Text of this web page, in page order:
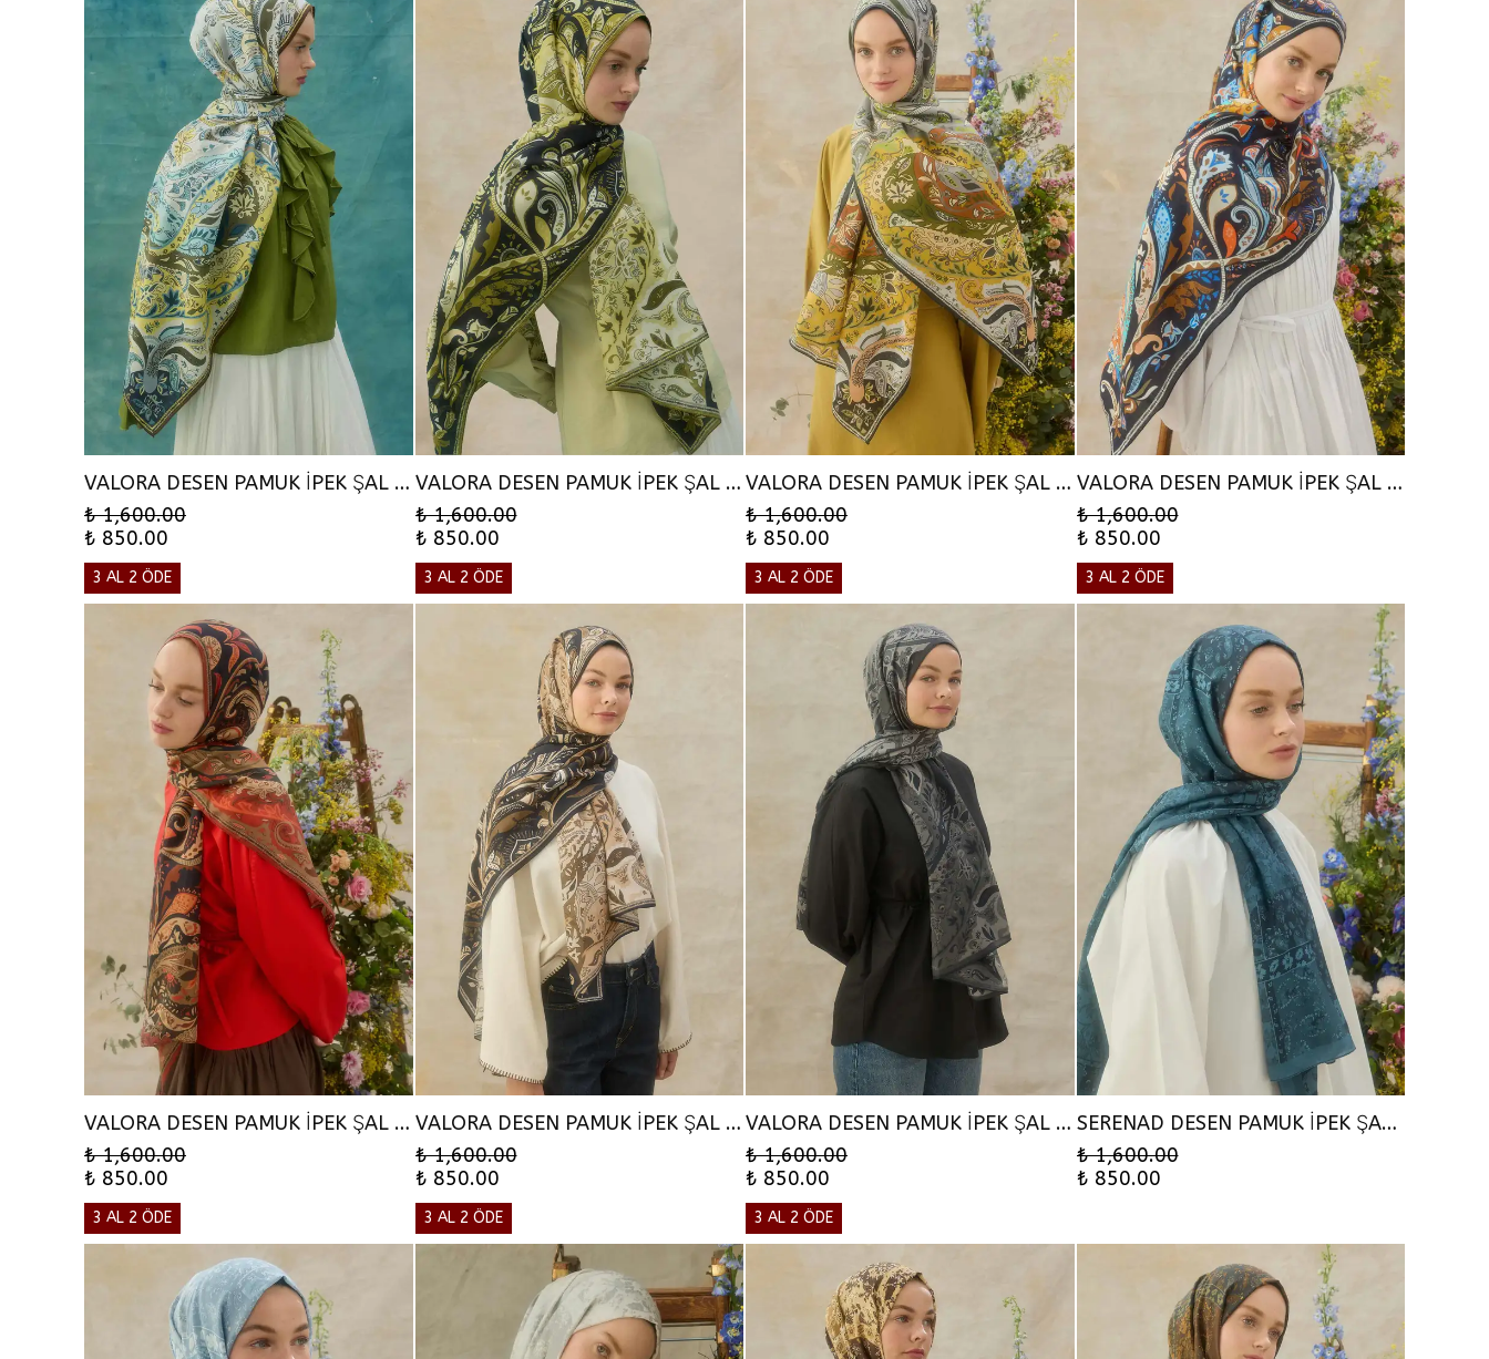
VALORA DESEN PAMUK İPEK ŞAL - İNDİGO
₺ 1,600.00
₺ 850.00
3 AL 2 ÖDE
VALORA DESEN PAMUK İPEK ŞAL - ÇAĞLA
₺ 1,600.00
₺ 850.00
3 AL 2 ÖDE
VALORA DESEN PAMUK İPEK ŞAL - AMBER
₺ 1,600.00
₺ 850.00
3 AL 2 ÖDE
VALORA DESEN PAMUK İPEK ŞAL - SAFRAN
₺ 1,600.00
₺ 850.00
3 AL 2 ÖDE
VALORA DESEN PAMUK İPEK ŞAL - KİREMİT
₺ 1,600.00
₺ 850.00
3 AL 2 ÖDE
VALORA DESEN PAMUK İPEK ŞAL - VİZON
₺ 1,600.00
₺ 850.00
3 AL 2 ÖDE
VALORA DESEN PAMUK İPEK ŞAL - SİYAH
₺ 1,600.00
₺ 850.00
3 AL 2 ÖDE
SERENAD DESEN PAMUK İPEK ŞAL - İNDİGO
₺ 1,600.00
₺ 850.00